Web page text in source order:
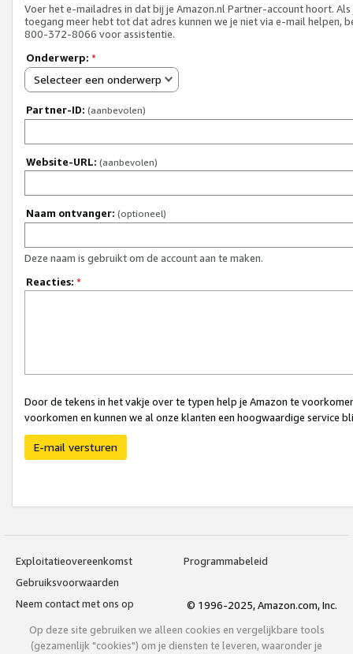
Voer het e-mailadres in dat bij je Amazon.nl Partner-account hoort. Als
toegang meer hebt tot dat adres kunnen we je niet via e-mail helpen,
800-372-8066 voor assistentie.
Onderwerp: *
Selecteer een onderwerp
Partner-ID: (aanbevolen)
Website-URL: (aanbevolen)
Naam ontvanger: (optioneel)
Deze naam is gebruikt om de account aan te maken.
Reacties: *
Door de tekens in het vakje over te typen help je Amazon te
voorkomen en kunnen we al onze klanten een hoogwaardige service
E-mail versturen
Exploitatieovereenkomst
Programmabeleid
Gebruiksvoorwaarden
Neem contact met ons op
© 1996-2025, Amazon.com, Inc.
Op deze site gebruiken we alleen cookies en vergelijkbare tools
(gezamenlijk "cookies") om je diensten te leveren, waaronder je